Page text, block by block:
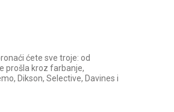
ćete sve troje: od
prošla kroz farbanje,
Dikson, Selective, Davines i